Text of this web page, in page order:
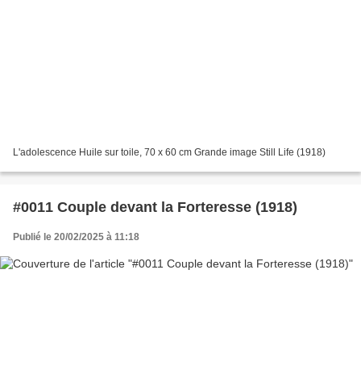
L'adolescence Huile sur toile, 70 x 60 cm Grande image Still Life (1918)
#0011 Couple devant la Forteresse (1918)
Publié le 20/02/2025 à 11:18